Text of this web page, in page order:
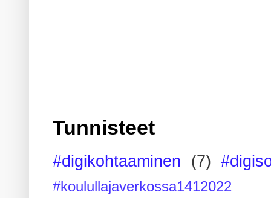
Tunnisteet
#digikohtaaminen (7)
#koulullajaverkossa1412022